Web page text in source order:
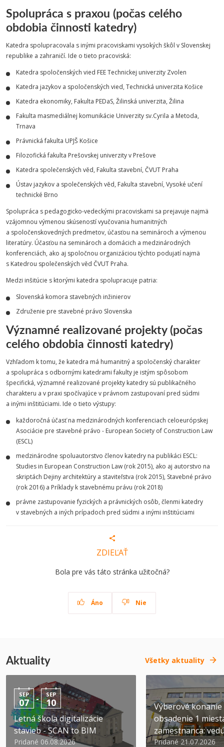
Spolupráca s praxou (počas celého
obdobia činnosti katedry)
Katedra spolupracovala s inými pracoviskami vysokých škôl v Slovenskej
republike a zahraničí. Ide o tieto pracoviská:
Katedra spoločenských vied FEE Technickej univerzity Zvolen
Katedra jazykov a spoločenských vied, Technická univerzita Košice
Katedra ekonomiky, Fakulta PEDaS, Žilinská univerzita, Žilina
Fakulta masmediálnej komunikácie Univerzity sv.Cyrila a Metoda,
Trnava
Právnická fakulta UPJŠ Košice
Filozofická fakulta Prešovskej univerzity v Prešove
Katedra společenských věd, Fakulta stavební, ČVUT Praha
Ústav jazykov a společenských věd, Fakulta stavební, Vysoké učení
technické Brno
Spolupráca s pedagogicko-vedeckými pracoviskami sa prejavuje najmä
vzájomnou výmenou skúseností vyučovania humanitných
a spoločenskovedných predmetov, účasťou na seminároch a výmenou
literatúry. Účasťou na seminároch a domácich a medzinárodných
konferenciách, ako aj spoločnou organizáciou týchto podujatí najmä
s Katedrou společenských věd ČVUT Praha.
Medzi inšitúcie s ktorými katedra spolupracuje patria:
Slovenská komora stavebných inžinierov
Združenie pre stavebné právo Slovenska
Významné realizované projekty (počas
celého obdobia činnosti katedry)
Vzhľadom k tomu, že katedra má humanitný a spoločenský charakter
a spolupráca s odbornými katedrami fakulty je istým spôsobom
špecifická, významné realizované projekty katedry sú publikačného
charakteru a v praxi spočívajúce v právnom zastupovaní pred súdmi
a inými inštitúciami. Ide o tieto výstupy:
každoročná účasť na medzinárodných konferenciach celoeurópskej
Asociácie pre stavebné právo - European Society of Construction Law
(ESCL)
medzinárodne spoluautorstvo členov katedry na publikáci ESCL:
Studies in European Construction Law (rok 2015), ako aj autorstvo na
skriptách Dejiny architektúry a staviteľstva (rok 2015), Stavebné právo
(rok 2016) a Príklady k stavebnému právu (rok 2018)
právne zastupovanie fyzických a právnických osôb, členmi katedry
v stavebných a iných prípadoch pred súdmi a inými inštitúciami
ZDIEĽAŤ
Bola pre vás táto stránka užitočná?
Áno Nie
Aktuality Všetky aktuality
SEP
07 - SEP
10
Letná škola digitalizácie
stavieb - SCAN to BIM
Pridané 06.08.2026
Výberové konanie
obsadenie 1
zamestnanca:
Pridané 21.07.2026